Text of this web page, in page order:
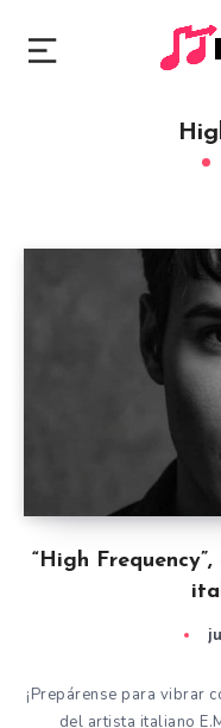
“High
¡Prepárense para vibrar
del artista italiano